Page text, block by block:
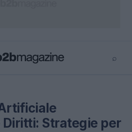
⌕
Diritti: Strategie per